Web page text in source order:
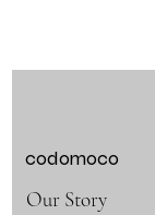
codomoco
Our Story